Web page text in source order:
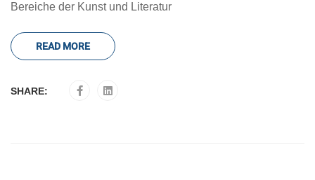
Bereiche der Kunst und Literatur
READ MORE
SHARE: